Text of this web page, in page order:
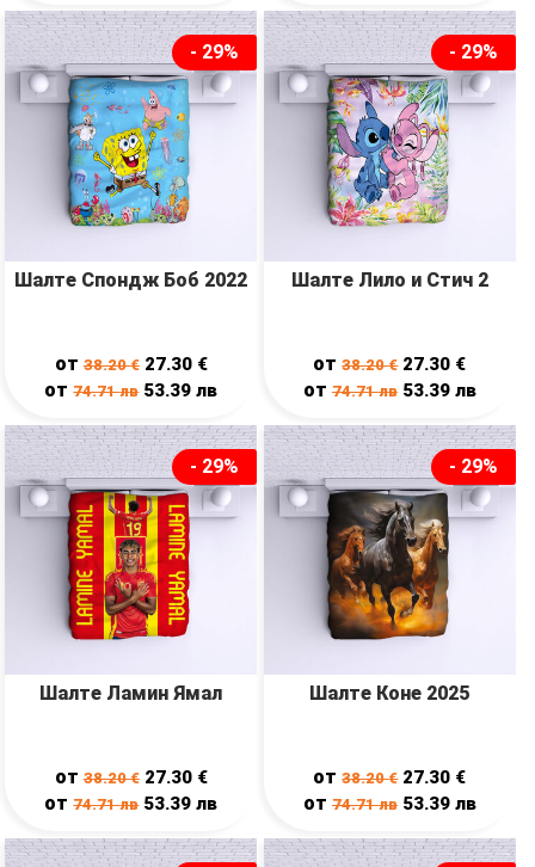
- 29%
Шалте Спондж Боб 2022
от38.20€ 27.30 €
от74.71лв 53.39лв
- 29%
Шалте Лило и Стич 2
от38.20€ 27.30 €
от 74.71лв 53.39 лв
- 29%
Шалте Ламин Ямал
от38.20€ 27.30 €
от74.71лв 53.39лв
- 29%
Шалте Коне 2025
от38.20€ 27.30 €
от 74.71лв 53.39 лв